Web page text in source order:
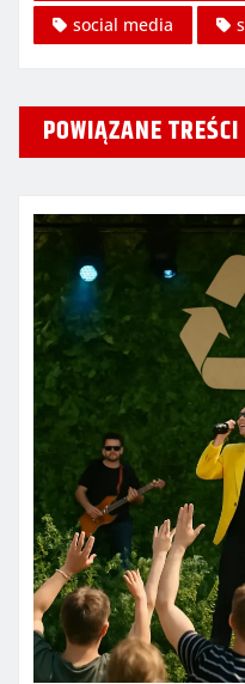
social media
POWIĄZANE TREŚCI